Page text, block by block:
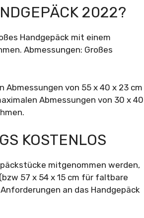
2022?
Handgepäck mit einem
Abmessungen: Großes
Abmessungen von 55 x 40 x 23 cm
Abmessungen von 30 x 40
KOSTENLOS
mitgenommen werden,
57 x 54 x 15 cm für faltbare
an das Handgepäck